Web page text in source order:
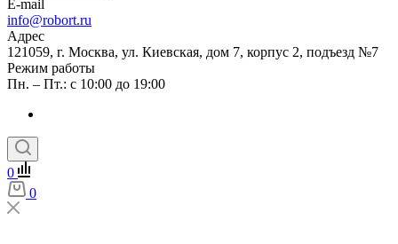
E-mail
info@robort.ru
Адрес
121059, г. Москва, ул. Киевская, дом 7, корпус 2, подъезд №7
Режим работы
Пн. – Пт.: с 10:00 до 19:00
0
0